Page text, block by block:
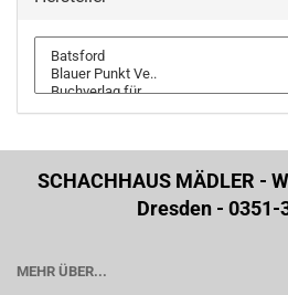
SCHACHHAUS MÄDLER -
Dresden - 0351-
MEHR ÜBER...